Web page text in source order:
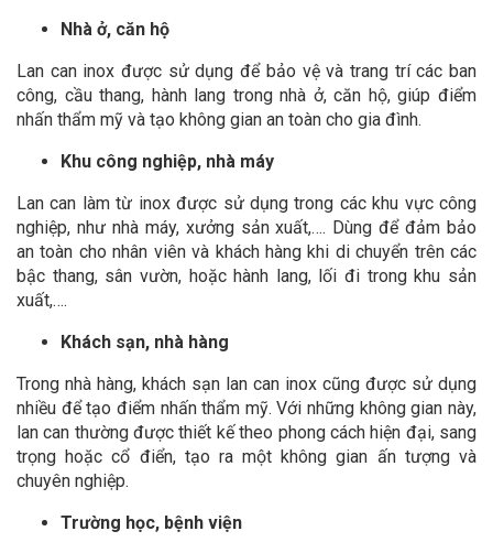
Nhà ở, căn hộ
Lan can inox được sử dụng để bảo vệ và trang trí các ban
công, cầu thang, hành lang trong nhà ở, căn hộ, giúp điểm
nhấn thẩm mỹ và tạo không gian an toàn cho gia đình.
Khu công nghiệp, nhà máy
Lan can làm từ inox được sử dụng trong các khu vực công
nghiệp, như nhà máy, xưởng sản xuất,…. Dùng để đảm bảo
an toàn cho nhân viên và khách hàng khi di chuyển trên các
bậc thang, sân vườn, hoặc hành lang, lối đi trong khu sản
xuất,….
Khách sạn, nhà hàng
Trong nhà hàng, khách sạn lan can inox cũng được sử dụng
nhiều để tạo điểm nhấn thẩm mỹ. Với những không gian này,
lan can thường được thiết kế theo phong cách hiện đại, sang
trọng hoặc cổ điển, tạo ra một không gian ấn tượng và
chuyên nghiệp.
Trường học, bệnh viện